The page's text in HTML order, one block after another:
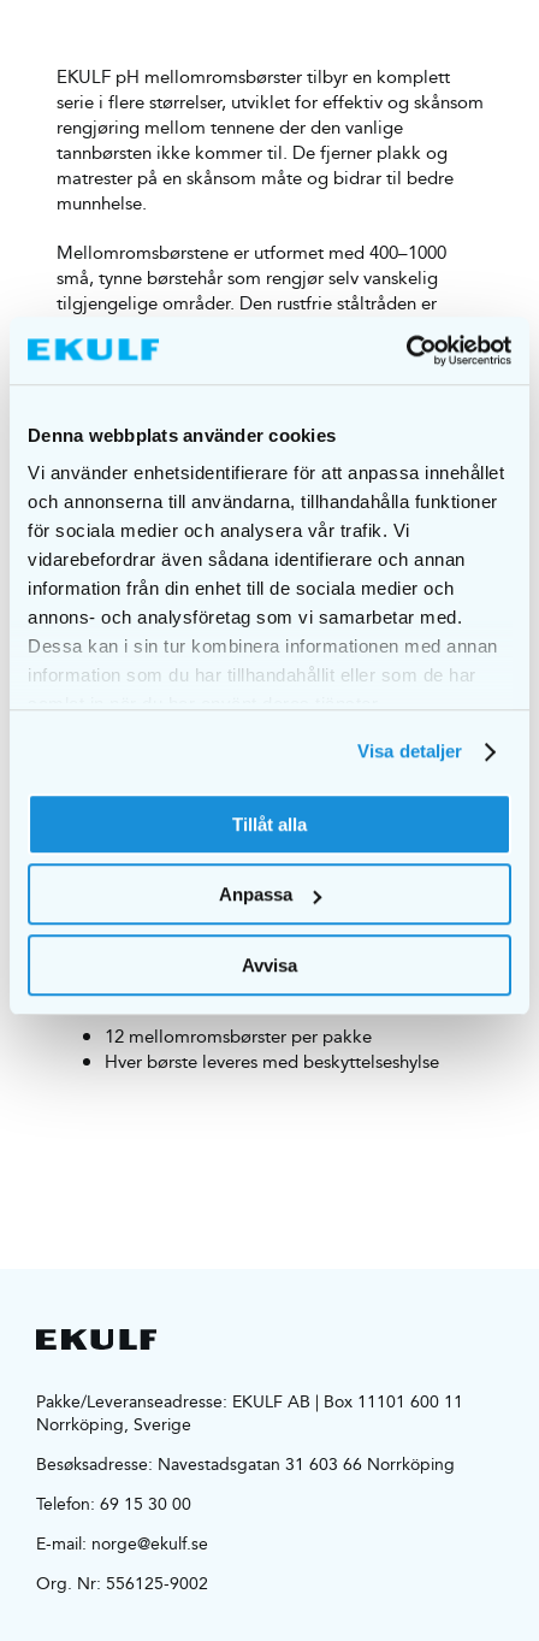
Denna webbplats använder cookies
Vi använder enhetsidentifierare för att anpassa innehållet
och annonserna till användarna, tillhandahålla funktioner
för sociala medier och analysera vår trafik. Vi
vidarebefordrar även sådana identifierare och annan
information från din enhet till de sociala medier och
annons- och analysföretag som vi samarbetar med.
Dessa kan i sin tur kombinera informationen med annan
information som du har tillhandahållit eller som de har
Visa detaljer
Tillåt alla
Anpassa
Avvisa
EKULF pH mellomromsbørster tilbyr en komplett
serie i flere størrelser, utviklet for effektiv og skånsom
rengjøring mellom tennene der den vanlige
tannbørsten ikke kommer til. De fjerner plakk og
matrester på en skånsom måte og bidrar til bedre
munnhelse.
Mellomromsbørstene er utformet med 400–1000
små, tynne børstehår som rengjør selv vanskelig
tilgjengelige områder. Den rustfrie ståltråden er
under bruk.
kan bidra til å forebygge karies og
tannkjøttbetennelse ved effektivt å fjerne plakk
mellom tennene.
Fordeler med EKULF pH
mellomromsbørster
Effektiv rengjøring – 400–1000 tynne børstehår
når trange mellomrom.
Ergonomisk bruk – stabilt grep for trygg og
Grepforstørrer og beskyttelseshylse følger med
– for bedre kontroll og hygienisk oppbevaring.
Finnes i flere størrelser – tilpasset ulike behov.
Slitesterke materialer – høy kvalitet og lang
Pakningsinformasjon
12 mellomromsbørster per pakke
Hver børste leveres med beskyttelseshylse
Pakke/Leveranseadresse: EKULF AB | Box 11101 600 11
Norrköping, Sverige
Besøksadresse: Navestadsgatan 31 603 66 Norrköping
Telefon: 69 15 30 00
E-mail: norge@ekulf.se
Org. Nr: 556125-9002